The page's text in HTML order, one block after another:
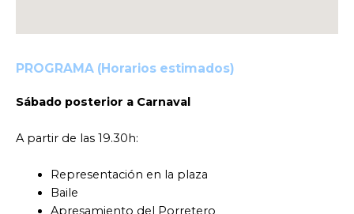
PROGRAMA (Horarios estimados)
Sábado posterior a Carnaval
A partir de las 19.30h:
Representación en la plaza
Baile
Apresamiento del Porretero